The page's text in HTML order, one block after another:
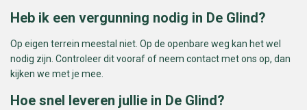
Heb ik een vergunning nodig in De Glind?
Op eigen terrein meestal niet. Op de openbare weg kan het wel
nodig zijn. Controleer dit vooraf of neem contact met ons op, dan
kijken we met je mee.
Hoe snel leveren jullie in De Glind?